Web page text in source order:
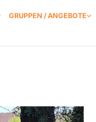
GRUPPEN / ANGEBOTE